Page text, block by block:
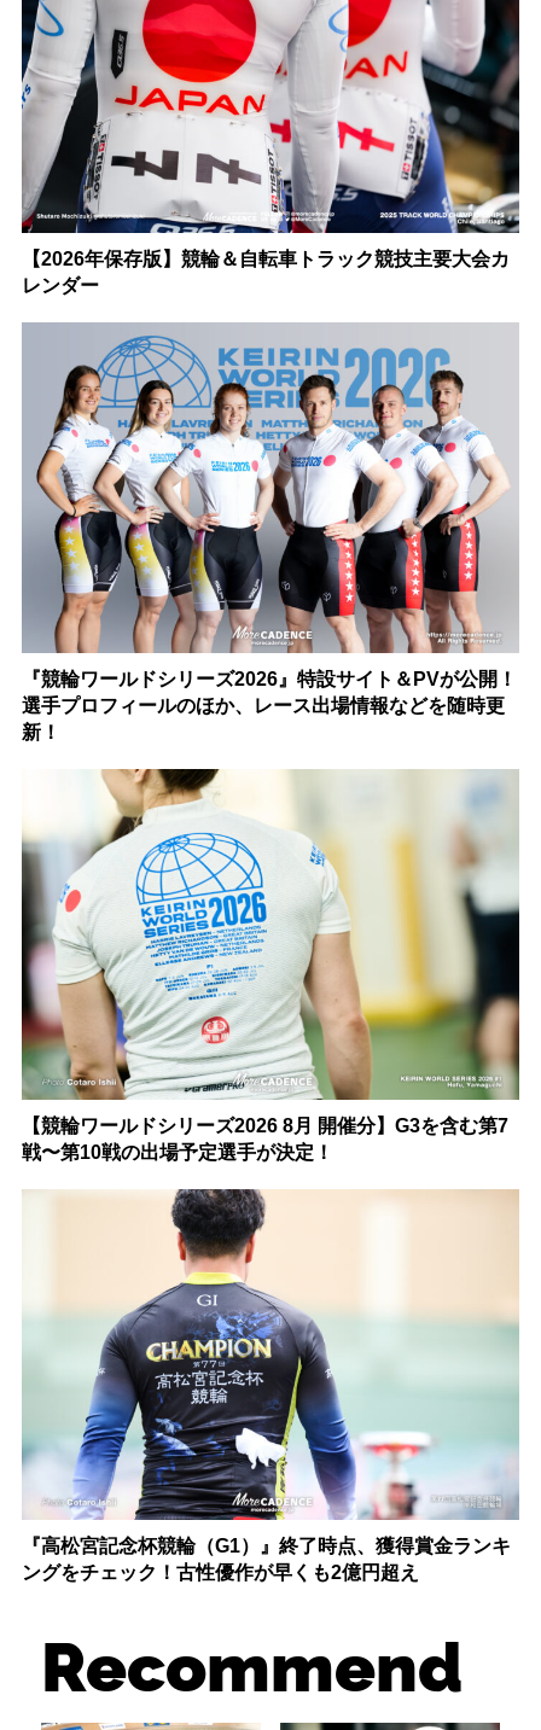
【2026年保存版】競輪＆自転車トラック競技主要大会カ
レンダー
『競輪ワールドシリーズ2026』特設サイト＆PVが公開！
選手プロフィールのほか、レース出場情報などを随時更
新！
【競輪ワールドシリーズ2026 8月 開催分】G3を含む第7
戦〜第10戦の出場予定選手が決定！
『高松宮記念杯競輪（G1）』終了時点、獲得賞金ランキ
ングをチェック！古性優作が早くも2億円超え
Recommend